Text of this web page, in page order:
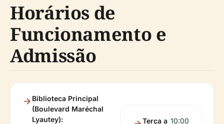
Horários de
Funcionamento e
Admissão
Biblioteca Principal
(Boulevard Maréchal
Lyautey):
Terça a 10:00